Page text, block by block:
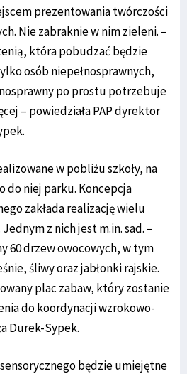
prezentowania twórczości
Nie zabraknie w nim zieleni. –
która pobudzać będzie
osób niepełnosprawnych,
po prostu potrzebuje
– powiedziała PAP dyrektor
w pobliżu szkoły, na
do niej parku. Koncepcja
zakłada realizację wielu
z nich jest m.in. sad. –
60 drzew owocowych, w tym
śliwy oraz jabłonki rajskie.
plac zabaw, który zostanie
do koordynacji wzrokowo-
Durek-Sypek.
będzie umiejętne